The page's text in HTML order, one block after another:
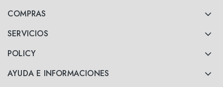
COMPRAS
SERVICIOS
POLICY
AYUDA E INFORMACIONES